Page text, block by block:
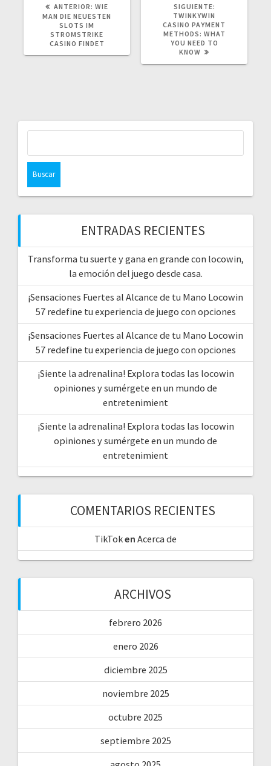
ANTERIOR: POST
ANTERIOR:
WIE
MAN DIE NEUESTEN
SLOTS IM
STROMSTRIKE
CASINO FINDET
SIGUIENTE:
TWINKYWIN
CASINO PAYMENT
METHODS: WHAT
YOU NEED TO
KNOW
ENTRADAS RECIENTES
Transforma tu suerte y gana en grande con locowin,
la emoción del juego desde casa.
¡Sensaciones Fuertes al Alcance de tu Mano Locowin
57 redefine tu experiencia de juego con opciones
¡Sensaciones Fuertes al Alcance de tu Mano Locowin
57 redefine tu experiencia de juego con opciones
¡Siente la adrenalina! Explora todas las locowin
opiniones y sumérgete en un mundo de
entretenimient
¡Siente la adrenalina! Explora todas las locowin
opiniones y sumérgete en un mundo de
entretenimient
COMENTARIOS RECIENTES
TikToken Acerca de
ARCHIVOS
febrero 2026
enero 2026
diciembre 2025
noviembre 2025
octubre 2025
septiembre 2025